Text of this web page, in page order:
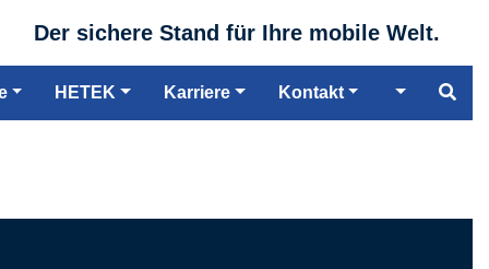
Der sichere Stand für Ihre mobile Welt.
HETEK Karriere Kontakt